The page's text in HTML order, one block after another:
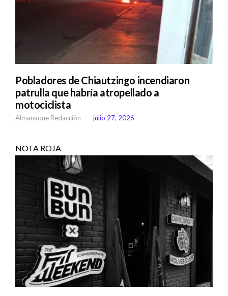
Pobladores de Chiautzingo incendiaron
patrulla que habría atropellado a
motociclista
Almanaque Redacción julio 27, 2026
NOTA ROJA